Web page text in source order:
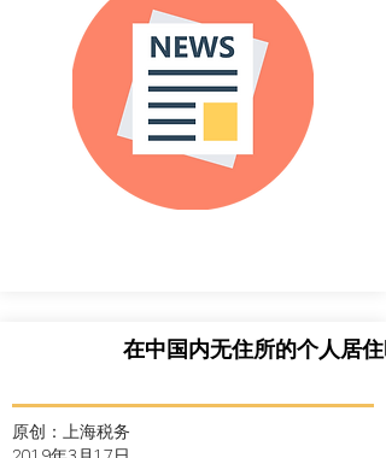
在中国内无住所的个人居住
原创：上海税务